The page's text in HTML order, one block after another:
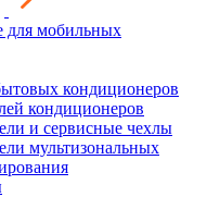
для мобильных
кондиционеров
кондиционеров
и сервисные чехлы
мультизональных